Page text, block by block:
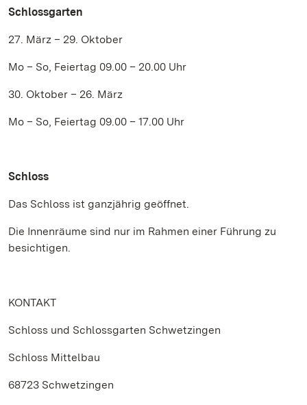
Schlossgarten
27. März – 29. Oktober
Mo – So, Feiertag 09.00 – 20.00 Uhr
30. Oktober – 26. März
Mo – So, Feiertag 09.00 – 17.00 Uhr
Schloss
Das Schloss ist ganzjährig geöffnet.
Die Innenräume sind nur im Rahmen einer Führung zu
besichtigen.
KONTAKT
Schloss und Schlossgarten Schwetzingen
Schloss Mittelbau
68723 Schwetzingen